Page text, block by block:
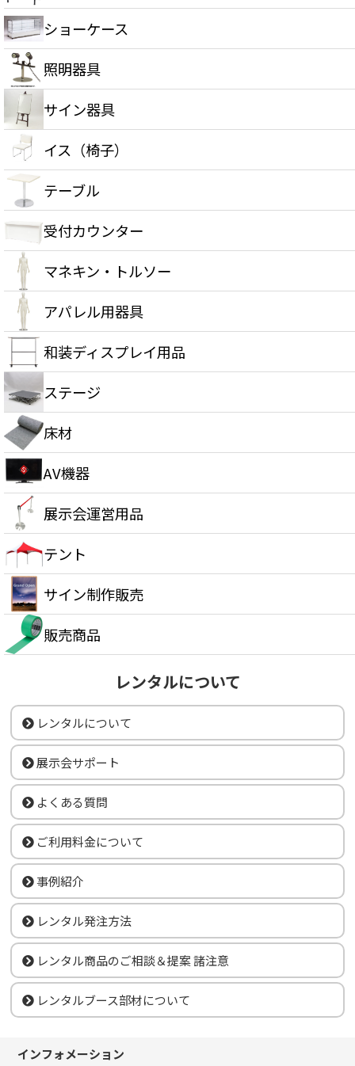
ショーケース
照明器具
サイン器具
イス（椅子）
テーブル
受付カウンター
マネキン・トルソー
アパレル用器具
和装ディスプレイ用品
ステージ
床材
AV機器
展示会運営用品
テント
サイン制作販売
販売商品
レンタルについて
レンタルについて
展示会サポート
よくある質問
ご利用料金について
事例紹介
レンタル発注方法
レンタル商品のご相談＆提案 諸注意
レンタルブース部材について
インフォメーション